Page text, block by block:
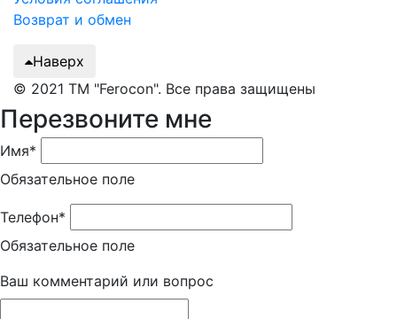
Возврат и обмен
Наверх
© 2021 ТМ "Ferocon". Все права защищены
Перезвоните мне
Имя*
Обязательное поле
Телефон*
Обязательное поле
Ваш комментарий или вопрос